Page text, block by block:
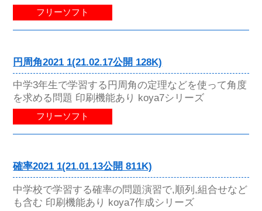
フリーソフト
円周角2021 1(21.02.17公開 128K)
中学3年生で学習する円周角の定理などを使って角度
を求める問題 印刷機能あり koya7シリーズ
フリーソフト
確率2021 1(21.01.13公開 811K)
中学校で学習する確率の問題演習で,順列,組合せなど
も含む 印刷機能あり koya7作成シリーズ